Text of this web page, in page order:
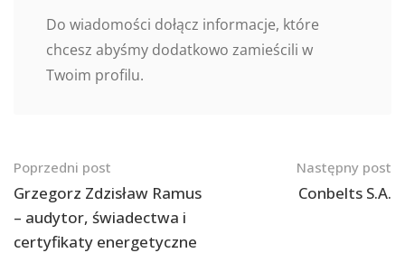
Do wiadomości dołącz informacje, które
chcesz abyśmy dodatkowo zamieścili w
Twoim profilu.
Nawigacja
po
postach
Poprzedni post
Grzegorz Zdzisław Ramus
– audytor, świadectwa i
certyfikaty energetyczne
Następny post
Conbelts S.A.